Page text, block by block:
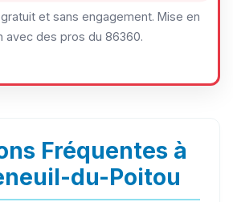
et sans engagement. Mise en
avec des pros du 86360.
Fréquentes à
du-Poitou